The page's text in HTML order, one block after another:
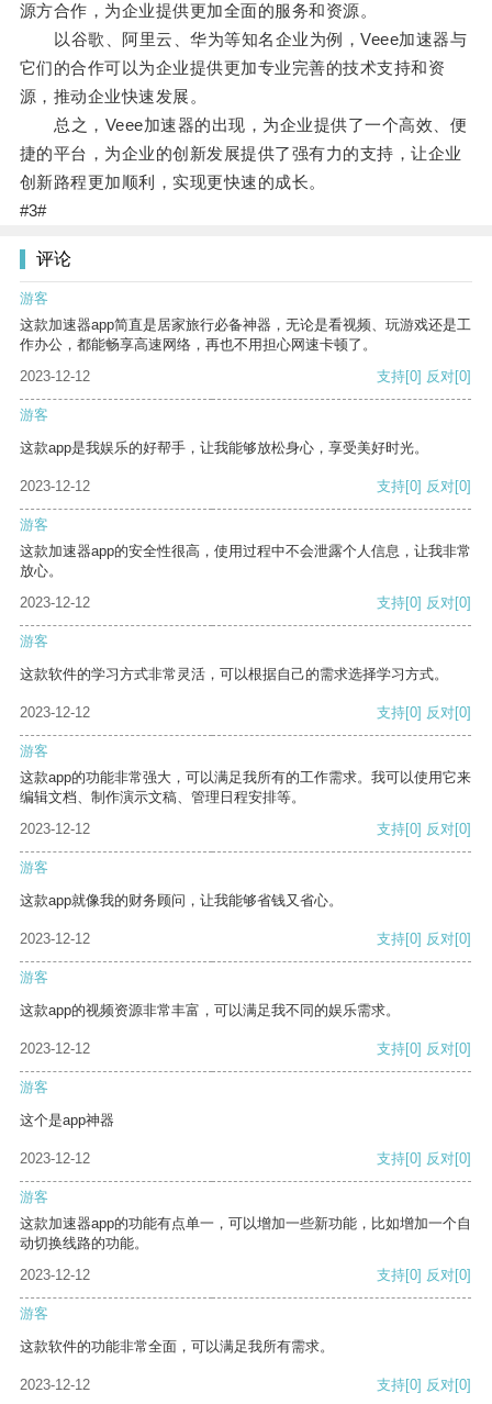
源方合作，为企业提供更加全面的服务和资源。
以谷歌、阿里云、华为等知名企业为例，Veee加速器与
它们的合作可以为企业提供更加专业完善的技术支持和资
源，推动企业快速发展。
总之，Veee加速器的出现，为企业提供了一个高效、便
捷的平台，为企业的创新发展提供了强有力的支持，让企业
创新路程更加顺利，实现更快速的成长。
#3#
评论
游客
这款加速器app简直是居家旅行必备神器，无论是看视频、玩游戏还是工
作办公，都能畅享高速网络，再也不用担心网速卡顿了。
2023-12-12
支持[0] 反对[0]
游客
这款app是我娱乐的好帮手，让我能够放松身心，享受美好时光。
2023-12-12 支持[0] 反对[0]
游客
这款加速器app的安全性很高，使用过程中不会泄露个人信息，让我非常
放心。
2023-12-12
支持[0] 反对[0]
游客
这款软件的学习方式非常灵活，可以根据自己的需求选择学习方式。
2023-12-12 支持[0] 反对[0]
游客
这款app的功能非常强大，可以满足我所有的工作需求。我可以使用它来
编辑文档、制作演示文稿、管理日程安排等。
2023-12-12
支持[0] 反对[0]
游客
这款app就像我的财务顾问，让我能够省钱又省心。
2023-12-12 支持[0] 反对[0]
游客
这款app的视频资源非常丰富，可以满足我不同的娱乐需求。
2023-12-12 支持[0] 反对[0]
游客
这个是app神器
2023-12-12 支持[0] 反对[0]
游客
这款加速器app的功能有点单一，可以增加一些新功能，比如增加一个自
动切换线路的功能。
2023-12-12
支持[0] 反对[0]
游客
这款软件的功能非常全面，可以满足我所有需求。
2023-12-12 支持[0] 反对[0]